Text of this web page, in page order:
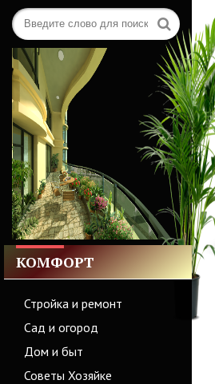
КОМФОРТ
Стройка и ремонт
Сад и огород
Дом и быт
Советы Хозяйке